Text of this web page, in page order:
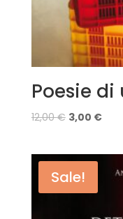
Poesie
12,00€ 3,00 €
Sale!